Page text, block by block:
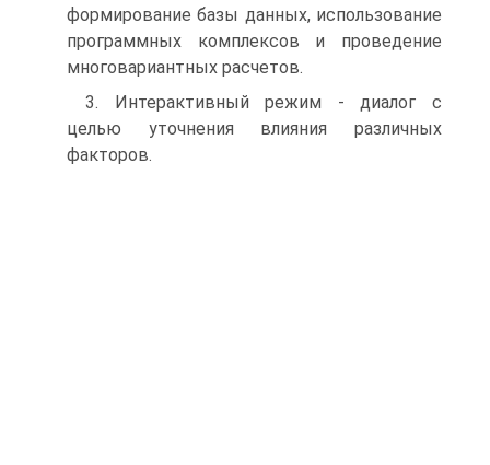
формирование базы данных, использование
программных комплексов и проведение
многовариантных расчетов.
3. Интерактивный режим - диалог с
целью уточнения влияния различных
факторов.